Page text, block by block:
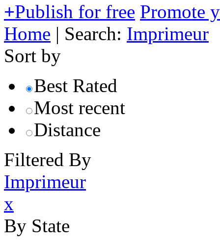
+Publish for free Promote
Home | Search: Imprimeur
Sort by
Best Rated
Most recent
Distance
Filtered By
Imprimeur
x
By State